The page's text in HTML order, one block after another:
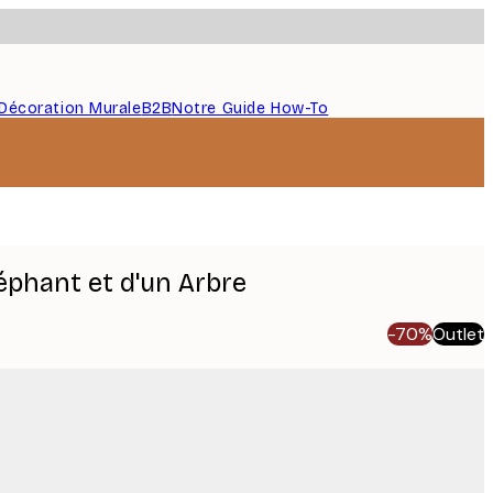
MuraleB2BNotre Guide How-To
et d'un Arbre
-70%Outlet